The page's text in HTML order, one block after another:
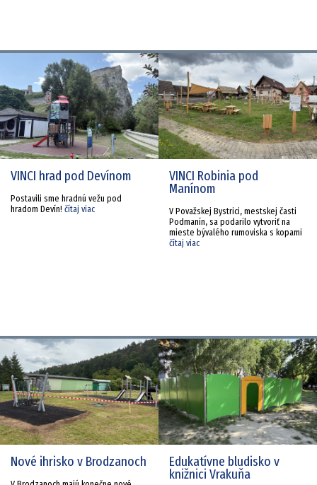
VINCI hrad pod Devínom
Postavili sme hradnú vežu pod
hradom Devín! čítaj viac
VINCI Robinia pod
Manínom
V Považskej Bystrici, mestskej časti
Podmanín, sa podarilo vytvoriť na
mieste bývalého rumoviska s kopami
čítaj viac
Nové ihrisko v Brodzanoch Edukatívne bludisko v
knižnici Vrakuňa